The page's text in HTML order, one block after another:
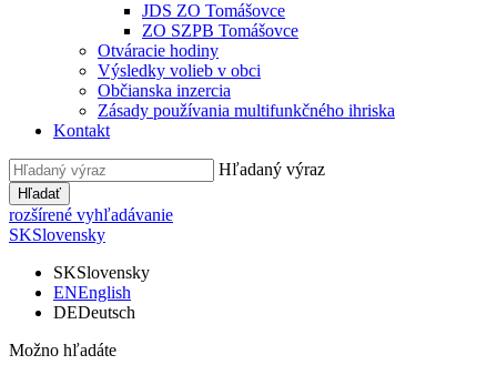
JDS ZO Tomášovce
ZO SZPB Tomášovce
Otváracie hodiny
Výsledky volieb v obci
Občianska inzercia
Zásady používania multifunkčného ihriska
Kontakt
Hľadaný výraz
Hľadať
rozšírené vyhľadávanie
SKSlovensky
SKSlovensky
ENEnglish
DEDeutsch
Možno hľadáte